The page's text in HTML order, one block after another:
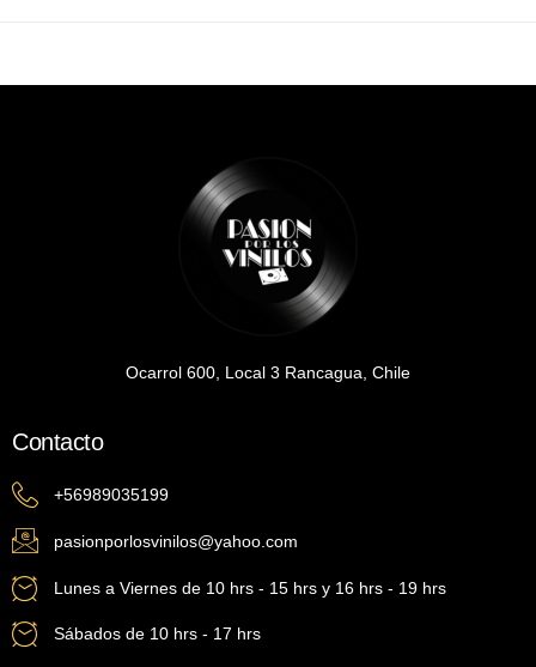
Ocarrol 600, Local 3 Rancagua, Chile
Contacto
+56989035199
pasionporlosvinilos@yahoo.com
Lunes a Viernes de 10 hrs - 15 hrs y 16 hrs - 19 hrs
Sábados de 10 hrs - 17 hrs